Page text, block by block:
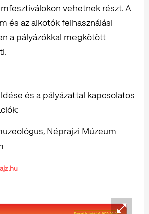
vehetnek részt. A
és az alkotók felhasználási
a pályázókkal megkötött
és a pályázattal kapcsolatos
Néprajzi Múzeum